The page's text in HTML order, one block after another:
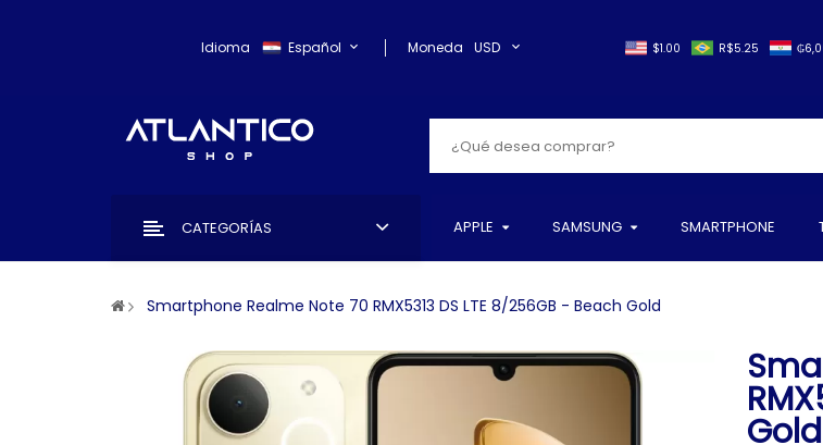
Idioma Español Moneda USD $1.00 R$5.25
CATEGORÍAS APPLE SAMSUNG SMARTPHONE
Smartphone Realme Note 70 RMX5313 DS LTE 8/256GB - Beach Gold
Gold